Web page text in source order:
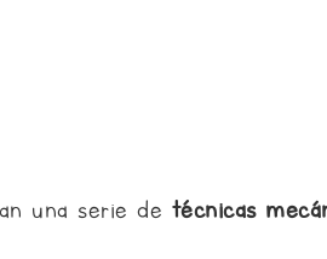
una serie de técnicas